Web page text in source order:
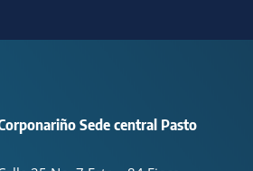
Sede central Pasto